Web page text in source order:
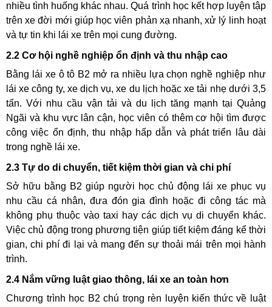
nhiều tình huống khác nhau. Quá trình học kết hợp luyện tập
trên xe đời mới giúp học viên phản xạ nhanh, xử lý linh hoạt
và tự tin khi lái xe trên mọi cung đường.
2.2 Cơ hội nghề nghiệp ổn định và thu nhập cao
Bằng lái xe ô tô B2 mở ra nhiều lựa chọn nghề nghiệp như
lái xe công ty, xe dịch vụ, xe du lịch hoặc xe tải nhẹ dưới 3,5
tấn. Với nhu cầu vận tải và du lịch tăng mạnh tại Quảng
Ngãi và khu vực lân cận, học viên có thêm cơ hội tìm được
công việc ổn định, thu nhập hấp dẫn và phát triển lâu dài
trong nghề lái xe.
2.3 Tự do di chuyển, tiết kiệm thời gian và chi phí
Sở hữu bằng B2 giúp người học chủ động lái xe phục vụ
nhu cầu cá nhân, đưa đón gia đình hoặc đi công tác mà
không phụ thuộc vào taxi hay các dịch vụ di chuyển khác.
Việc chủ động trong phương tiện giúp tiết kiệm đáng kể thời
gian, chi phí đi lại và mang đến sự thoải mái trên mọi hành
trình.
2.4 Nắm vững luật giao thông, lái xe an toàn hơn
Chương trình học B2 chú trọng rèn luyện kiến thức về luật